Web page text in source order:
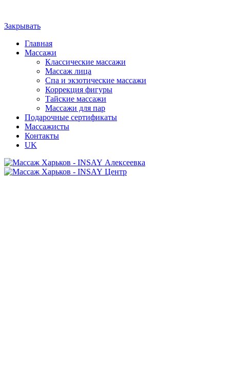
Закрывать
Главная
Массажи
Классические массажи
Массаж лица
Спа и экзотические массажи
Коррекция фигуры
Тайские массажи
Массажи для пар
Подарочные сертификаты
Массажисты
Контакты
UK
Алексеевка
Центр